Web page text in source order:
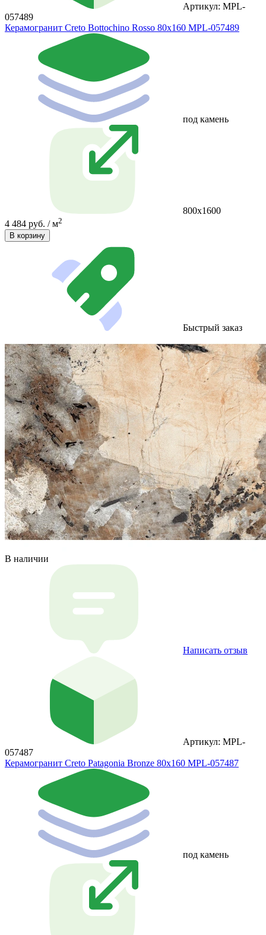
Артикул: MPL-
057489
Керамогранит Creto Bottochino Rosso 80х160 MPL-057489
под камень
800х1600
4 484 руб. / м2
В корзину
Быстрый заказ
В наличии
Написать отзыв
Артикул: MPL-
057487
Керамогранит Creto Patagonia Bronze 80х160 MPL-057487
под камень